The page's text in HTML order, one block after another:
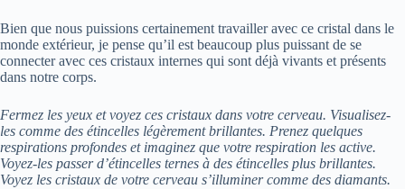
Bien que nous puissions certainement travailler avec ce cristal dans le
monde extérieur, je pense qu’il est beaucoup plus puissant de se
connecter avec ces cristaux internes qui sont déjà vivants et présents
dans notre corps.
Fermez les yeux et voyez ces cristaux dans votre cerveau. Visualisez-
les comme des étincelles légèrement brillantes. Prenez quelques
respirations profondes et imaginez que votre respiration les active.
Voyez-les passer d’étincelles ternes à des étincelles plus brillantes.
Voyez les cristaux de votre cerveau s’illuminer comme des diamants.